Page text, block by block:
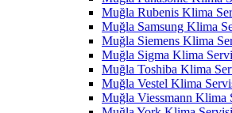
Muğla Rubenis Klima
Muğla Samsung Klima
Muğla Siemens Klima
Muğla Sigma Klima
Muğla Toshiba Klima
Muğla Vestel Klima
Muğla Viessmann Klima